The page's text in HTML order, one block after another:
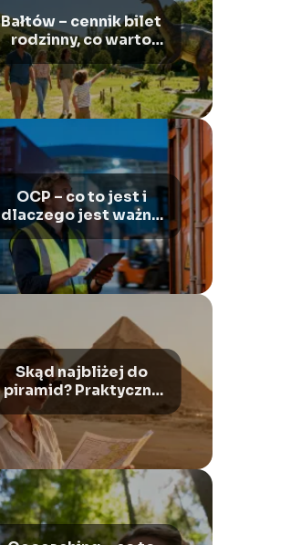
Bałtów – cennik bilet
rodzinny, co warto
wiedzieć?
OCP – co to jest i
dlaczego jest ważne
w transporcie?
Skąd najbliżej do
piramid? Praktyczny
przewodnik dla
turystów